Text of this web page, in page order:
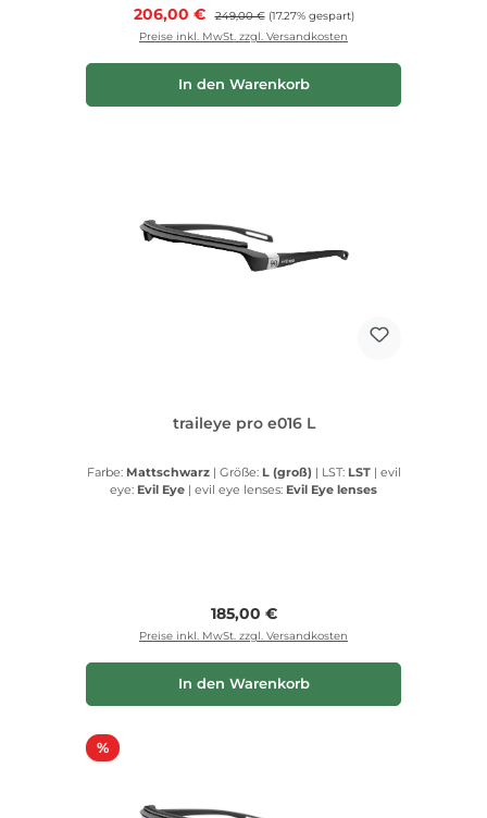
Verkaufspreis:
206,00 € Regulärer Preis:
249,00 € (17.27% gespart)
Preise inkl. MwSt. zzgl. Versandkosten
In den Warenkorb
traileye pro e016 L
Farbe: Mattschwarz | Größe: L (groß) | LST: LST |
eye: Evil Eye | evil eye lenses: Evil Eye lenses
Regulärer Preis:
185,00 €
Preise inkl. MwSt. zzgl. Versandkosten
In den Warenkorb
%Rabatt